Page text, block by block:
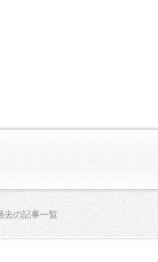
去の記事一覧